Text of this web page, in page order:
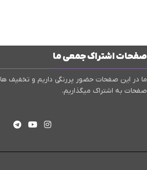
صفحات اشتراک جمعی ما
ما در این صفحات حضور پررنگی داریم و تخفیف
صفحات به اشتراک میگذاریم.